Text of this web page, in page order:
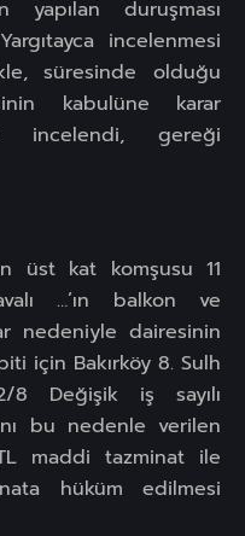
yapılan duruşması
incelenmesi
süresinde olduğu
kabulüne karar
incelendi, gereği
üst kat komşusu 11
…’ın balkon ve
nedeniyle dairesinin
için Bakırköy 8. Sulh
8 Değişik iş sayılı
bu nedenle verilen
TL maddi tazminat ile
hüküm edilmesi